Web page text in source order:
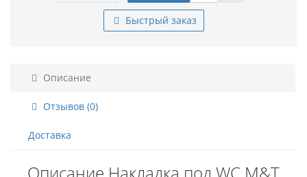
Быстрый заказ
Описание
Отзывов (0)
Доставка